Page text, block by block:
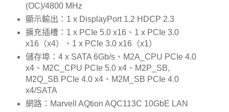
(OC)/4800 MHz
顯示輸出：1 x DisplayPort 1.2 HDCP 2.3
擴充插槽：1 x PCIe 5.0 x16、1 x PCIe 3.0
x16（x4）、1 x PCIe 3.0 x16（x1）
儲存埠：4 x SATA 6Gb/s、M2A_CPU PCIe 4.0
x4、M2C_CPU PCIe 5.0 x4、M2P_SB,
M2Q_SB PCIe 4.0 x4、M2M_SB PCIe 4.0
x4/SATA
網路：Marvell AQtion AQC113C 10GbE LAN